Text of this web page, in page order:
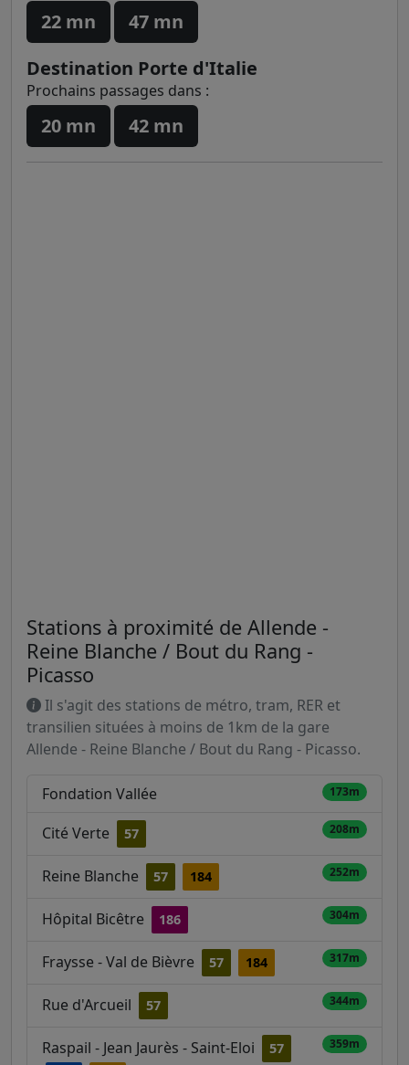
22 mn
47 mn
Destination Porte d'Italie
Prochains passages dans :
20 mn 42 mn
Stations à proximité de Allende -
Reine Blanche / Bout du Rang -
Picasso
Il s'agit des stations de métro, tram, RER et
transilien situées à moins de 1km de la gare
Allende - Reine Blanche / Bout du Rang - Picasso.
Fondation Vallée 173m
Cité Verte 57 208m
Reine Blanche 57 184 252m
Hôpital Bicêtre 186 304m
Fraysse - Val de Bièvre 57 184 317m
Rue d'Arcueil 57 344m
Raspail - Jean Jaurès - Saint-Eloi 57 359m